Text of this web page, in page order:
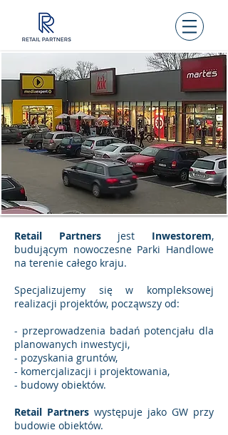
Retail Partnersjest Inwestorem,
budującym nowoczesne Parki Handlowe
na terenie całego kraju.
Specjalizujemy się w kompleksowej
realizacji projektów, począwszy od:
- przeprowadzenia badań potencjału dla
planowanych inwestycji,
- pozyskania gruntów,
- komercjalizacji i projektowania,
- budowy obiektów.
Retail Partners występuje jako GW przy
budowie obiektów.